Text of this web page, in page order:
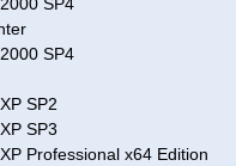
SP4
SP4
SP2
SP3
Professional x64 Edition